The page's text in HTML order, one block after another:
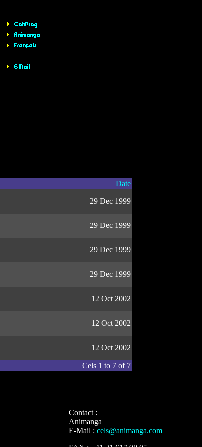
Date
29 Dec 1999
29 Dec 1999
29 Dec 1999
29 Dec 1999
12 Oct 2002
12 Oct 2002
12 Oct 2002
Cels 1 to 7 of 7
Contact :
Animanga
E-Mail : cels@animanga.com